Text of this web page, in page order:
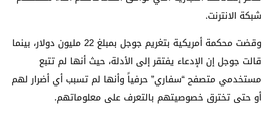
شبكة الانترنت.
وقضت محكمة أمريكية بتغريم جوجل بمبلغ 22 مليون دولار، بينما
قالت جوجل إن الإدعاء يفتقر إلى الأدلة، حيث أنها لم تتبع
مستخدمي متصفح “سفاري” حرفياً وأنها لم تسبب أي أضرار لهم
أو حتى تخترق خصوصيتهم بالتعرف على معلوماتهم.